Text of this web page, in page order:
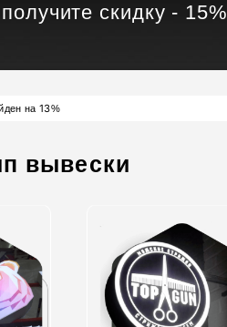
получите скидку - 15%
на13%
вывески